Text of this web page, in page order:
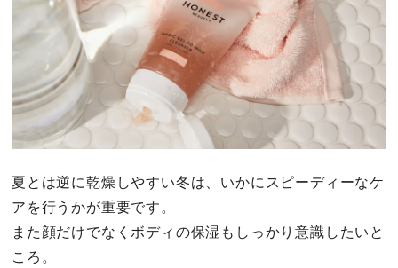
夏とは逆に乾燥しやすい冬は、いかにスピーディーなケ
アを行うかが重要です。
また顔だけでなくボディの保湿もしっかり意識したいと
ころ。